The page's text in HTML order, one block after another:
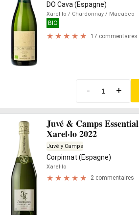
DO Cava (Espagne)
Xarel·lo / Chardonnay / Macabeo
BIO
17 commentaires
- +
Juvé & Camps Essential
Xarel·lo 2022
Juvé y Camps
Corpinnat (Espagne)
Xarel·lo
2 commentaires